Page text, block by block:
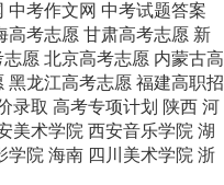
中考作文网 中考试题答案
高考志愿 甘肃高考志愿 新
志愿 北京高考志愿 内蒙古高
黑龙江高考志愿 福建高职招
录取 高考专项计划 陕西 河
美术学院 西安音乐学院 湖
学院 海南 四川美术学院 浙